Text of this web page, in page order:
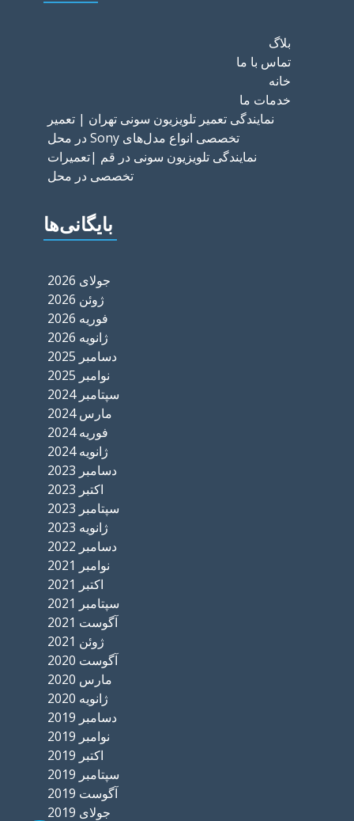
بلاگ
تماس با ما
خانه
خدمات ما
نمایندگی تعمیر تلویزیون سونی تهران | تعمیر
تخصصی انواع مدل‌های Sony در محل
نمایندگی تلویزیون سونی در قم |تعمیرات
تخصصی در محل
بایگانی‌ها
جولای 2026
ژوئن 2026
فوریه 2026
ژانویه 2026
دسامبر 2025
نوامبر 2025
سپتامبر 2024
مارس 2024
فوریه 2024
ژانویه 2024
دسامبر 2023
اکتبر 2023
سپتامبر 2023
ژانویه 2023
دسامبر 2022
نوامبر 2021
اکتبر 2021
سپتامبر 2021
آگوست 2021
ژوئن 2021
آگوست 2020
مارس 2020
ژانویه 2020
دسامبر 2019
نوامبر 2019
اکتبر 2019
سپتامبر 2019
آگوست 2019
جولای 2019